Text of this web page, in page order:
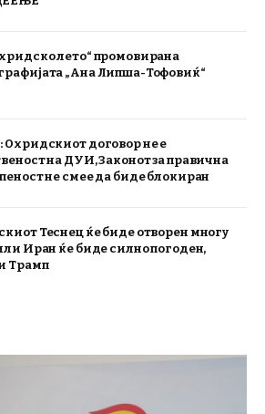
лето“ промовирана
„Ана Липша-Тофовиќ“
Охридскиот договор не е
на ДУИ, Законот за правична
не смее да биде блокиран
Теснец ќе биде отворен многу
Иран ќе биде силно погоден,
Трамп